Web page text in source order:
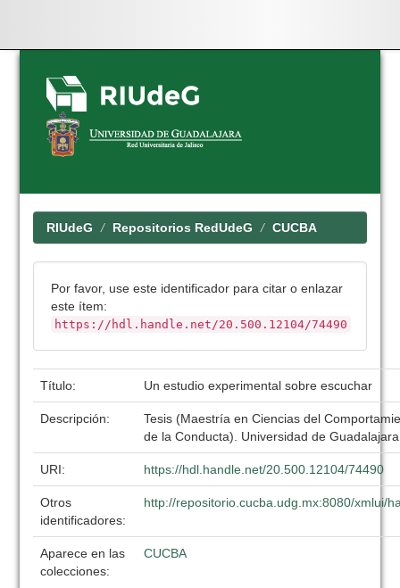
Skip
navigation
RIUdeG Repositorios RedUdeG CUCBA
Por favor, use este identificador para citar o enlazar
este ítem:
https://hdl.handle.net/20.500.12104/74490
Título: Un estudio experimental sobre escuchar
Descripción:
Tesis (Maestría en Ciencias del
de la Conducta). Universidad de
URI: https://hdl.handle.net/20.500.12104/74490
Otros
identificadores:
http://repositorio.cucba.udg.mx:8080/xmlui/
Aparece en las
colecciones:
CUCBA